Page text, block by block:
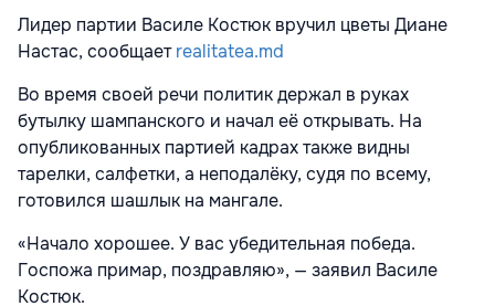
Лидер партии Василе Костюк вручил цветы Диане
Настас, сообщаетrealitatea.md
Во время своей речи политик держал в руках
бутылку шампанского и начал её открывать. На
опубликованных партией кадрах также видны
тарелки, салфетки, а неподалёку, судя по всему,
готовился шашлык на мангале.
«Начало хорошее. У вас убедительная победа.
Госпожа примар, поздравляю», — заявил Василе
Костюк.